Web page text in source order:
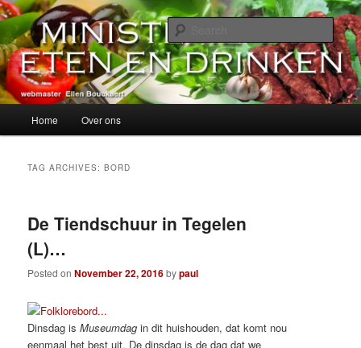
Skip
to
primary
content
Skip
to
secondary
contentMinisterie van Eten en Drinken
alles over eten, drinken en andere genoegens…
Home Over ons
TAG ARCHIVES:BORD
De Tiendschuur in Tegelen
(L)…
Posted onNovember 22, 2016bypaul
Dinsdag isMuseumdag in dit huishouden, dat komt nou
eenmaal het best uit. De dinsdag is de dag dat we